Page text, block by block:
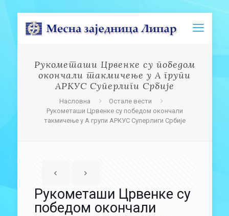
Рукометаши Црвенке су победом
окончали такмичење у А групи
АРКУС Суперлиги Србије
Насловна
Остале вести
Рукометаши Црвенке су победом окончали
такмичење у А групи АРКУС Суперлиги Србије
Рукометаши Црвенке су
победом окончали